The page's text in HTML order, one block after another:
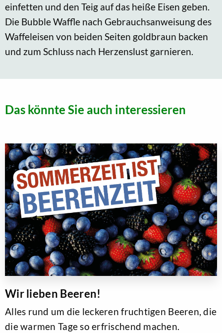
einfetten und den Teig auf das heiße Eisen geben.
Die Bubble Waffle nach Gebrauchsanweisung des
Waffeleisen von beiden Seiten goldbraun backen
und zum Schluss nach Herzenslust garnieren.
Das könnte Sie auch interessieren
Wir lieben Beeren!
Alles rund um die leckeren fruchtigen Beeren, die
die warmen Tage so erfrischend machen.